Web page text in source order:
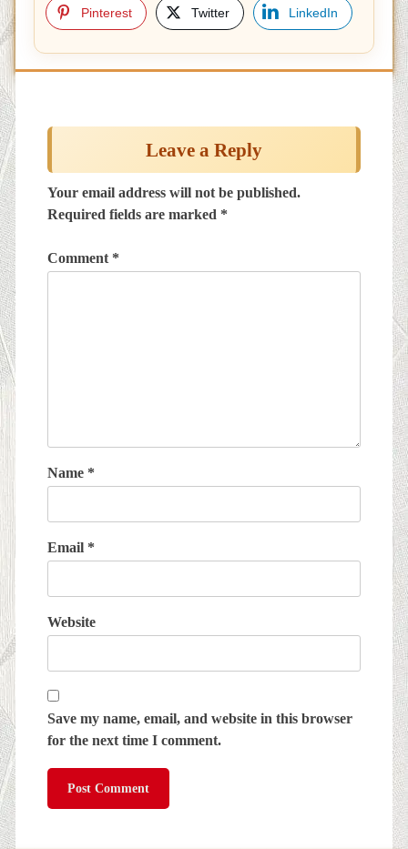
Pinterest Twitter LinkedIn
Leave a Reply
Your email address will not be published.
Required fields are marked *
Comment *
Name *
Email *
Website
Save my name, email, and website in this browser
for the next time I comment.